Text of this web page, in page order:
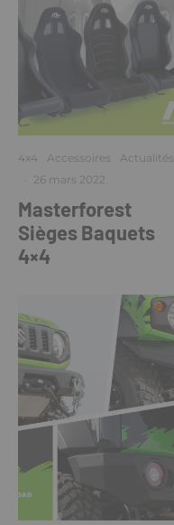
4x4 Accessoires
Actualités
· 26 mars 2022
Masterforest
Sièges Baquets
4×4